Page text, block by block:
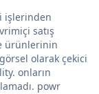
işlerinden
satış
ürünlerinin
olarak çekici
onların
powr